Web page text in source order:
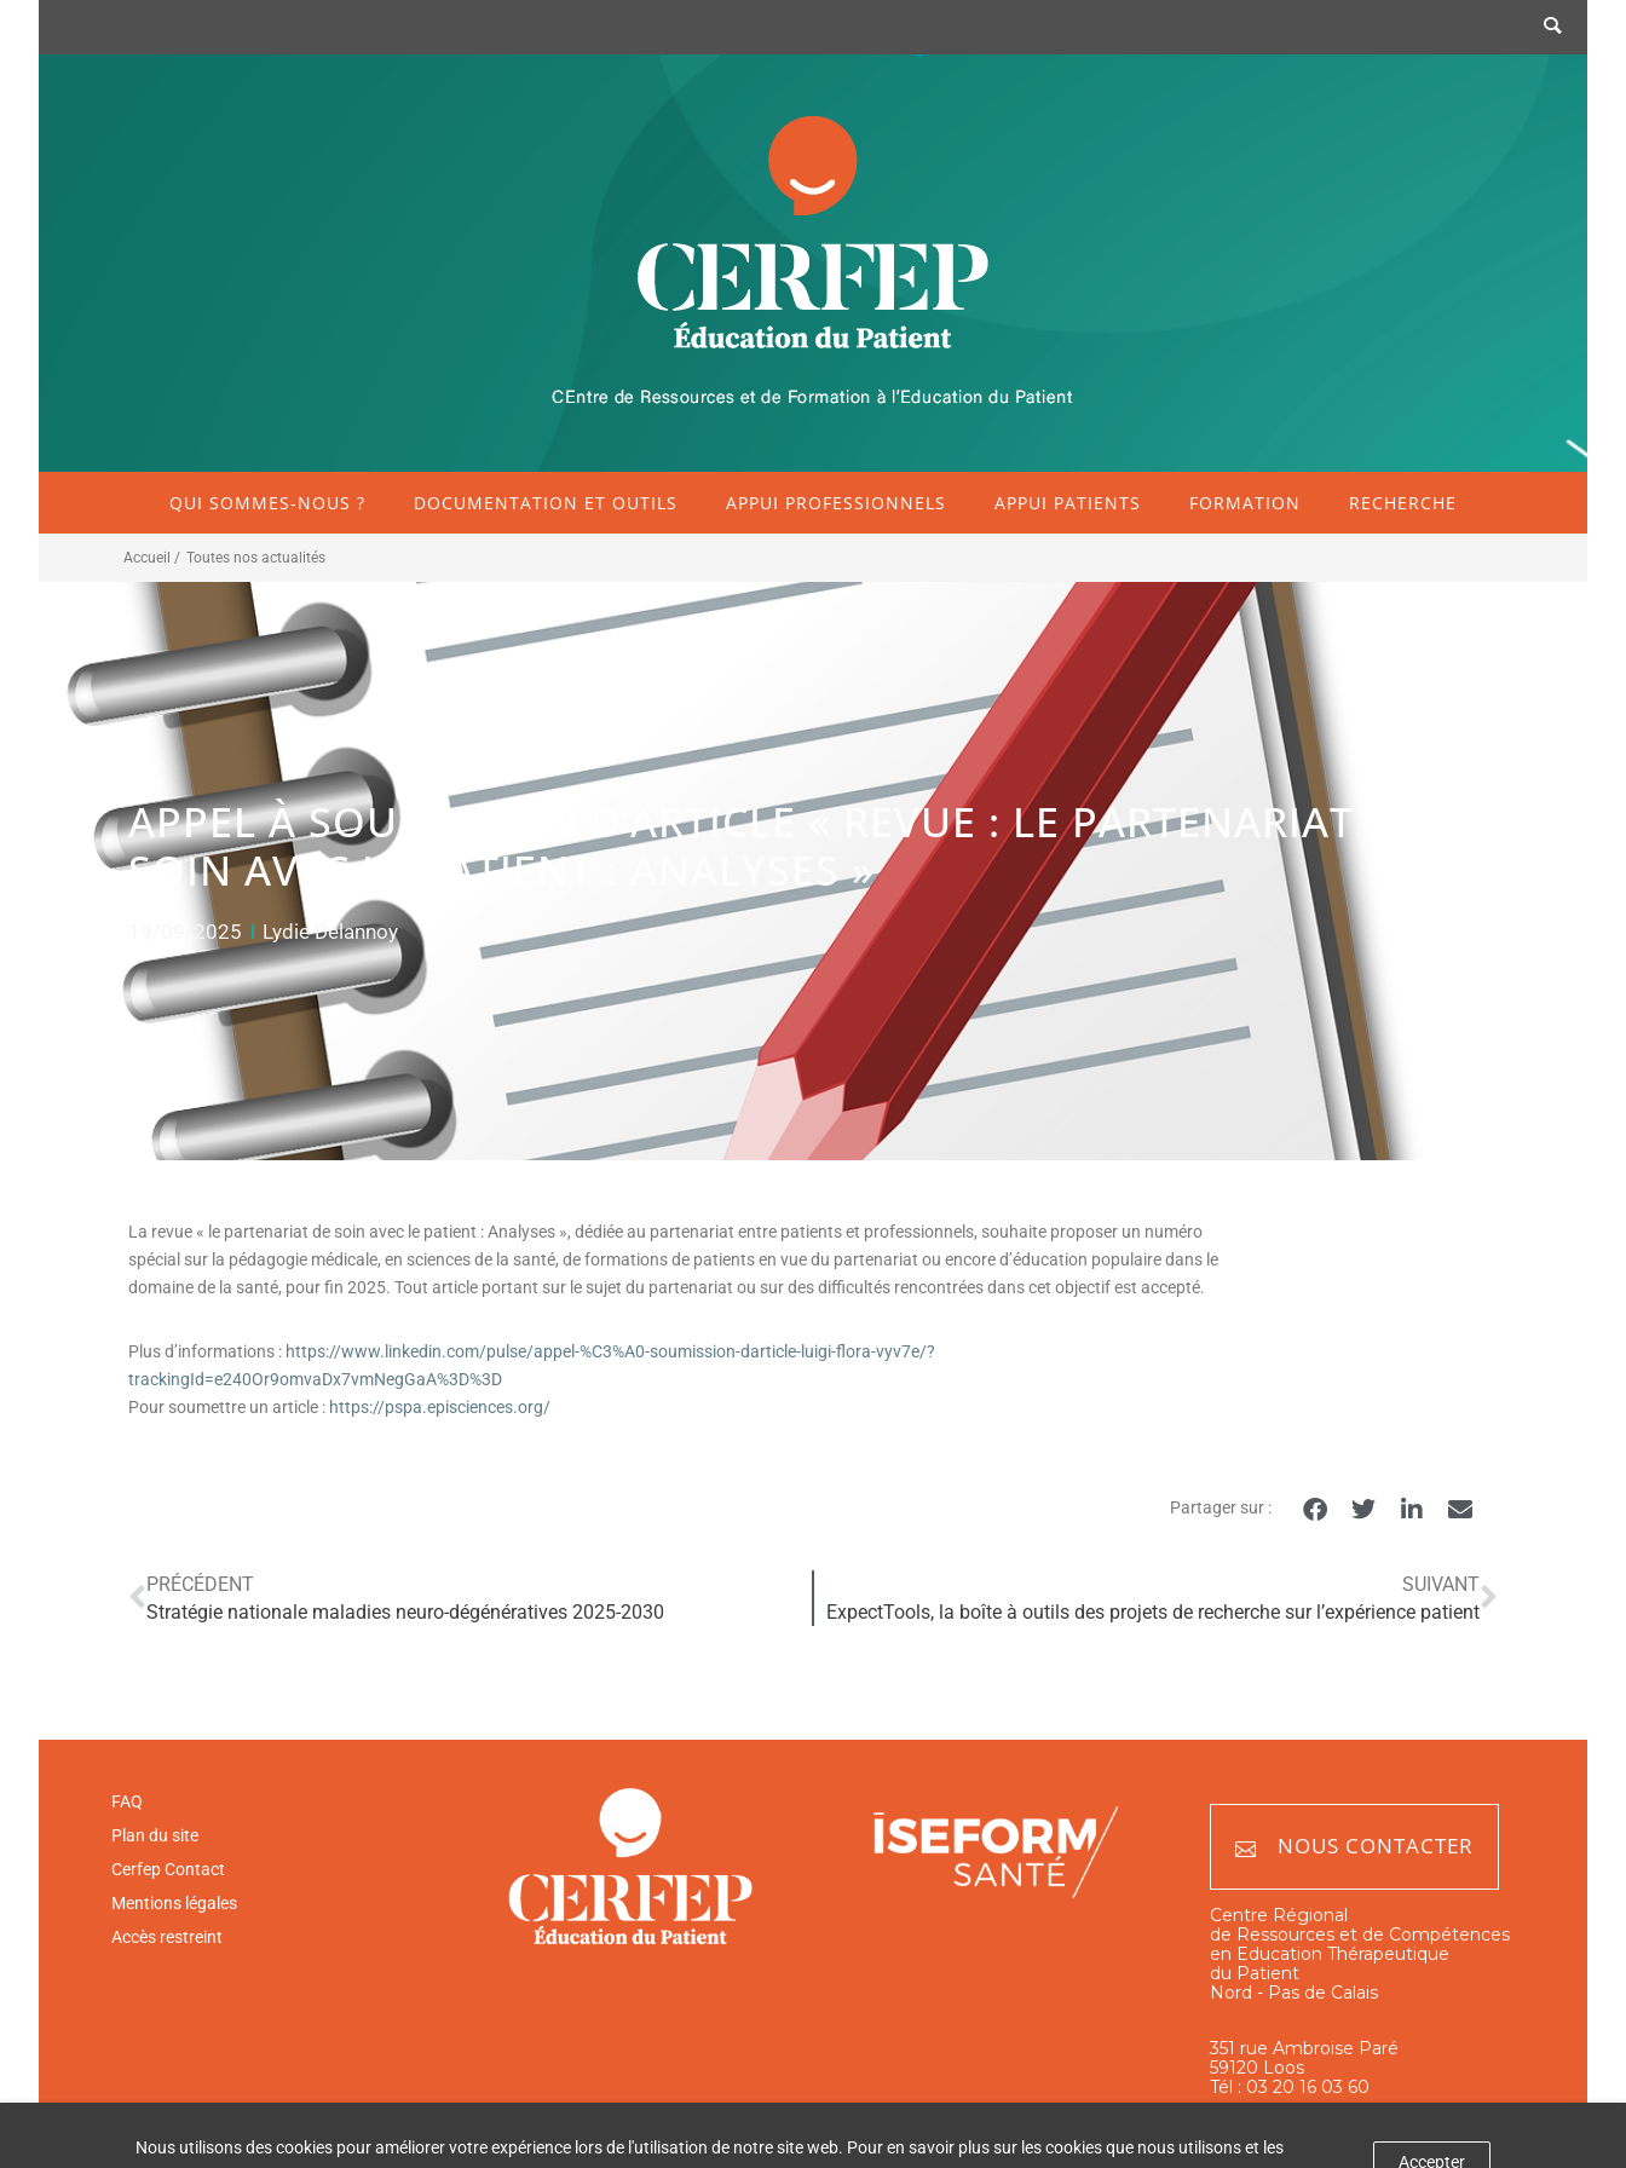
QUI SOMMES-NOUS ? DOCUMENTATION ET OUTILS APPUI PROFESSIONNELS APPUI PATIENTS FORMATION RECHERCHE
Accueil / Toutes nos actualités
APPEL À SOUMISSION D’ARTICLE « REVUE : LE PARTENARIAT DE
SOIN AVEC LE PATIENT : ANALYSES »
19/09/2025 Lydie Delannoy
La revue « le partenariat de soin avec le patient : Analyses », dédiée au partenariat entre patients et professionnels, souhaite proposer un numéro
spécial sur la pédagogie médicale, en sciences de la santé, de formations de patients en vue du partenariat ou encore d’éducation populaire dans le
domaine de la santé, pour fin 2025. Tout article portant sur le sujet du partenariat ou sur des difficultés rencontrées dans cet objectif est accepté.
Plus d’informations : https://www.linkedin.com/pulse/appel-%C3%A0-soumission-darticle-luigi-flora-vyv7e/?
trackingId=e240Or9omvaDx7vmNegGaA%3D%3D
Pour soumettre un article : https://pspa.episciences.org/
Partager sur :
PRÉCÉDENT
Stratégie nationale maladies neuro-dégénératives 2025-2030
SUIVANT
ExpectTools, la boîte à outils des projets de recherche sur l’expérience patient
FAQ
Plan du site
Cerfep Contact
Mentions légales
Accès restreint
NOUS CONTACTER
Centre Régional
de Ressources et de Compétences
en Education Thérapeutique
du Patient
Nord - Pas de Calais
351 rue Ambroise Paré
59120 Loos
Tél : 03 20 16 03 60
Nous utilisons des cookies pour améliorer votre expérience lors de l'utilisation de notre site web. Pour en savoir plus sur les cookies que nous utilisons et les
Accepter